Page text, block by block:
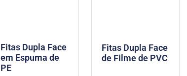
Fitas Dupla Face
em Espuma de
PE
Fitas Dupla Face
de Filme de PVC